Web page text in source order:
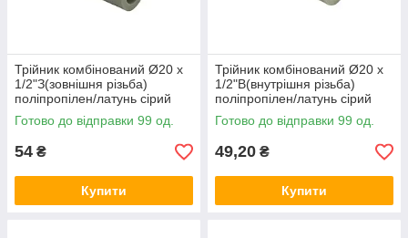
Трійник комбінований Ø20 x
1/2"З(зовнішня різьба)
поліпропілен/латунь сірий
колір Asco®
Готово до відправки 99 од.
54 ₴
Купити
Трійник комбінований Ø20 x
1/2"В(внутрішня різьба)
поліпропілен/латунь сірий
колір Asco®
Готово до відправки 99 од.
49,20 ₴
Купити